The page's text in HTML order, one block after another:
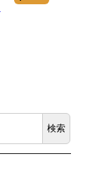
検索